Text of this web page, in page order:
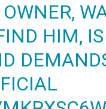
HIM, IS